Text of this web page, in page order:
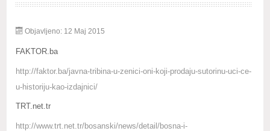
Objavljeno: 12 Maj 2015
FAKTOR.ba
http://faktor.ba/javna-tribina-u-zenici-oni-koji-prodaju-sutorinu-uci-ce-
u-historiju-kao-izdajnici/
TRT.net.tr
http://www.trt.net.tr/bosanski/news/detail/bosna-i-